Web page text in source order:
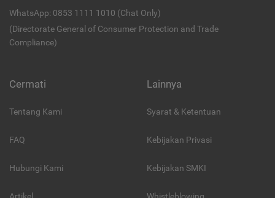
WhatsApp: 0853 1111 1010 (Chat Only)
(Directorate General of Consumer Protection and Trade
Compliance)
Cermati
Tentang Kami
FAQ
Hubungi Kami
Lainnya
Syarat & Ketentuan
Kebijakan Privasi
Kebijakan SMKI